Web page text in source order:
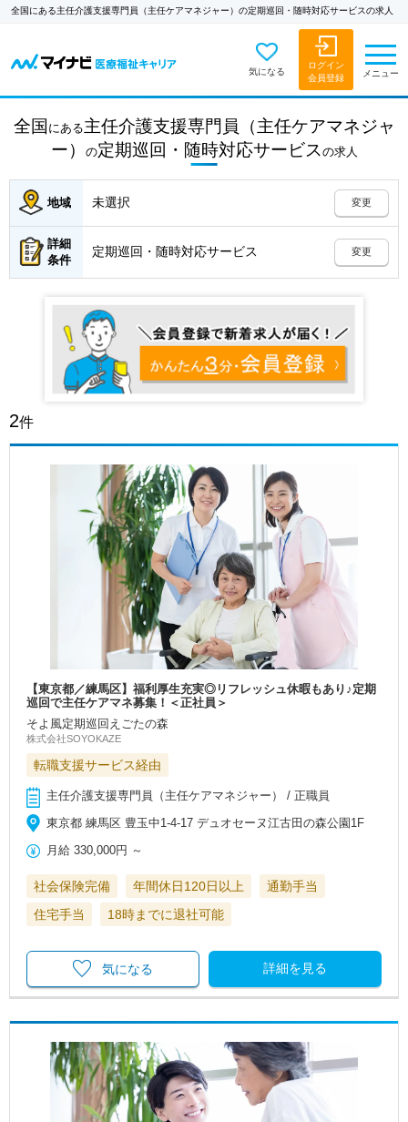
全国にある主任介護支援専門員（主任ケアマネジャー）の定期巡回・随時対応サービスの求人
気になる
ログイン
会員登録
メニュー
全国 にある主任介護支援専門員（主任ケアマネジャ
ー）
の定期巡回・随時対応サービス の求人
地域 未選択 変更
詳細
条件
定期巡回・随時対応サービス 変更
2件
【東京都／練馬区】福利厚生充実◎リフレッシュ休暇もあり♪定期
巡回で主任ケアマネ募集！＜正社員＞
そよ風定期巡回えごたの森
株式会社SOYOKAZE
転職支援サービス経由
主任介護支援専門員（主任ケアマネジャー） / 正職員
東京都 練馬区 豊玉中1-4-17 デュオセーヌ江古田の森公園1F
月給 330,000円 ～
社会保険完備 年間休日120日以上
通勤手当
住宅手当
18時までに退社可能
詳細を見る
気になる